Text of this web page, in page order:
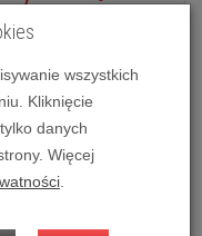
do koszyka
systemie
wszystkich
Kliknięcie
danych
Więcej
.